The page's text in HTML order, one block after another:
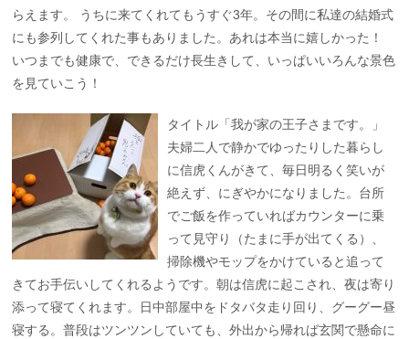
らえます。 うちに来てくれてもうすぐ3年。その間に私達の結婚式
にも参列してくれた事もありました。あれは本当に嬉しかった！
いつまでも健康で、できるだけ長生きして、いっぱいいろんな景色
を見ていこう！
タイトル「我が家の王子さまです。」
夫婦二人で静かでゆったりした暮らし
に信虎くんがきて、毎日明るく笑いが
絶えず、にぎやかになりました。台所
でご飯を作っていればカウンターに乗
って見守り（たまに手が出てくる）、
掃除機やモップをかけていると追って
きてお手伝いしてくれるようです。朝は信虎に起こされ、夜は寄り
添って寝てくれます。日中部屋中をドタバタ走り回り、グーグー昼
寝する。普段はツンツンしていても、外出から帰れば玄関で懸命に